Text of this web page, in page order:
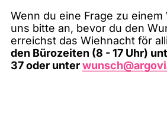
Wenn du eine Frage zu
uns bitte an, bevor du den
erreichst das Wiehnacht för
den Bürozeiten (8 - 17 Uhr)
37 oder unter